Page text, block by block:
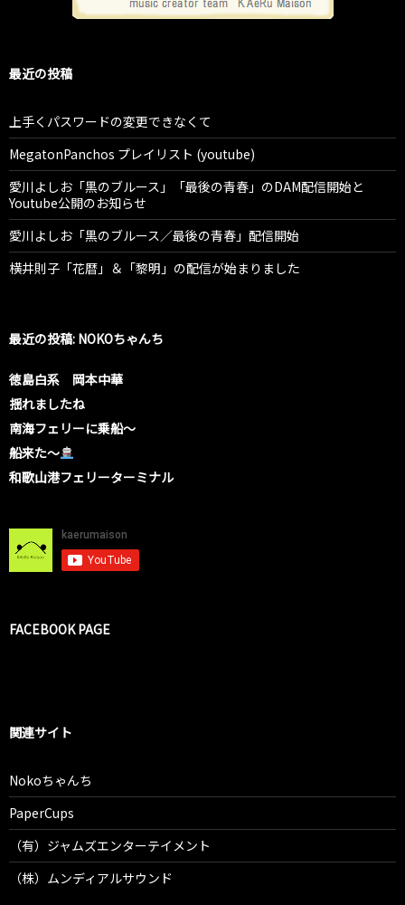
最近の投稿
上手くパスワードの変更できなくて
MegatonPanchos プレイリスト (youtube)
愛川よしお「黒のブルース」「最後の青春」のDAM配信開始と
Youtube公開のお知らせ
愛川よしお「黒のブルース／最後の青春」配信開始
横井則子「花暦」＆「黎明」の配信が始まりました
最近の投稿: NOKOちゃんち
徳島白系 岡本中華
揺れましたね
南海フェリーに乗船〜
船来た〜
和歌山港フェリーターミナル
FACEBOOK PAGE
関連サイト
Nokoちゃんち
PaperCups
（有）ジャムズエンターテイメント
（株）ムンディアルサウンド